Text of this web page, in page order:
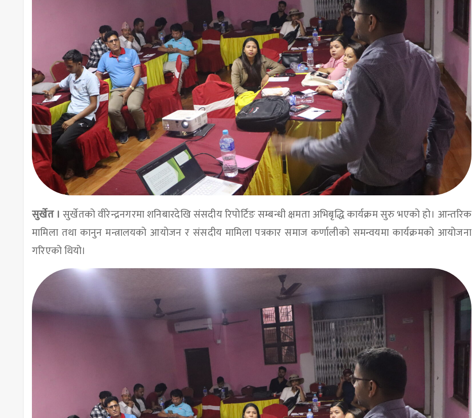
सुर्खेत ।सुर्खेतको वीरेन्द्रनगरमा शनिबारदेखि संसदीय रिपोर्टिङ सम्बन्धी क्षमता अभिबृद्धि कार्यक्रम सुरु भएको हो। आन्तरिक
मामिला तथा कानुन मन्त्रालयको आयोजन र संसदीय मामिला पत्रकार समाज कर्णालीको समन्वयमा कार्यक्रमको आयोजना
गरिएको थियो।